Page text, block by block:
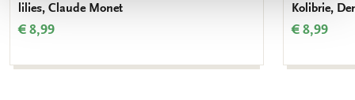
lilies, Claude Monet
€ 8,99
Kolibrie,
€ 8,99